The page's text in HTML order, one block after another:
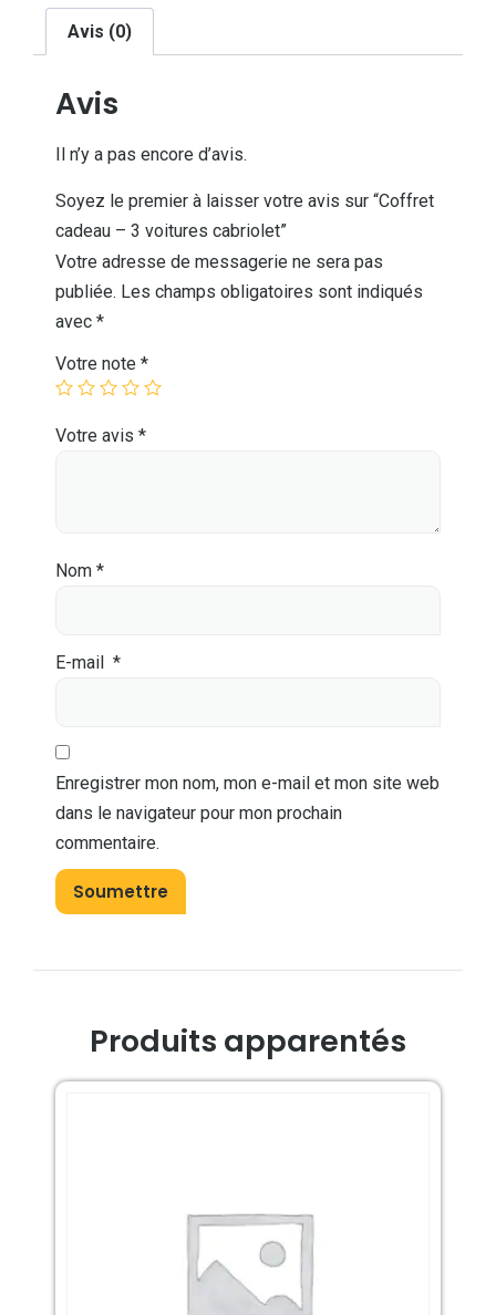
Avis (0)
Avis
Il n’y a pas encore d’avis.
Soyez le premier à laisser votre avis sur “Coffret
cadeau – 3 voitures cabriolet”
Votre adresse de messagerie ne sera pas
publiée. Les champs obligatoires sont indiqués
avec *
Votre note *
Votre avis *
Nom *
E-mail *
Enregistrer mon nom, mon e-mail et mon site web
dans le navigateur pour mon prochain
commentaire.
Produits apparentés